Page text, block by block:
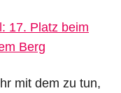
17. Platz beim
Berg
mit dem zu tun,